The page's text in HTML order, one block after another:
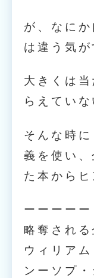
が、なに
は違う気が
大きくは
らえていな
そんな時
義を使い
た本からヒ
ーーーーー
略奪される
ウィリア
ンーソプ